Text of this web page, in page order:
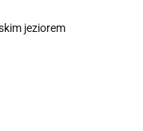
jeziorem